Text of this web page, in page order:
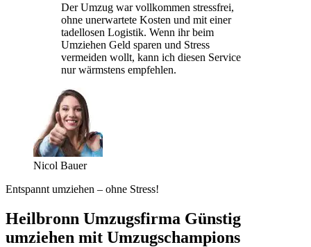
Der Umzug war vollkommen stressfrei,
ohne unerwartete Kosten und mit einer
tadellosen Logistik. Wenn ihr beim
Umziehen Geld sparen und Stress
vermeiden wollt, kann ich diesen Service
nur wärmstens empfehlen.
Nicol Bauer
Entspannt umziehen – ohne Stress!
Heilbronn Umzugsfirma Günstig
umziehen mit Umzugschampions